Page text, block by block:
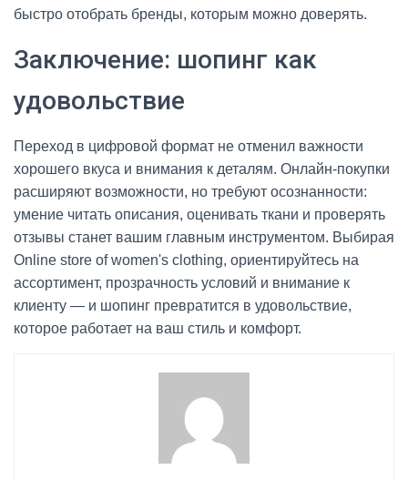
быстро отобрать бренды, которым можно доверять.
Заключение: шопинг как
удовольствие
Переход в цифровой формат не отменил важности
хорошего вкуса и внимания к деталям. Онлайн-покупки
расширяют возможности, но требуют осознанности:
умение читать описания, оценивать ткани и проверять
отзывы станет вашим главным инструментом. Выбирая
Online store of women's clothing, ориентируйтесь на
ассортимент, прозрачность условий и внимание к
клиенту — и шопинг превратится в удовольствие,
которое работает на ваш стиль и комфорт.